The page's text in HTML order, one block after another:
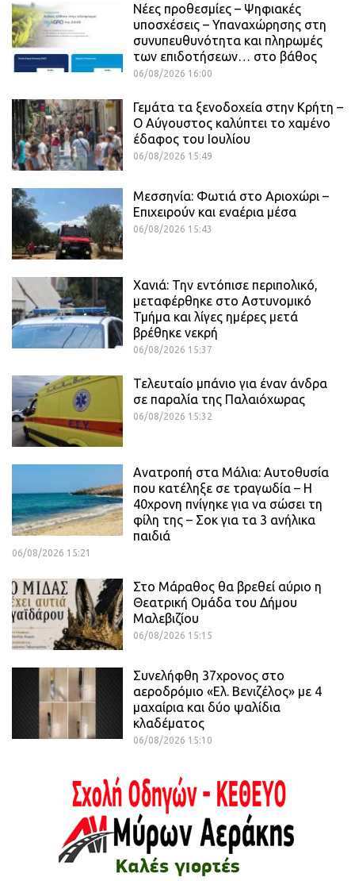
Νέες προθεσμίες – Ψηφιακές
υποσχέσεις – Υπαναχώρησης στη
συνυπευθυνότητα και πληρωμές
των επιδοτήσεων… στο βάθος
06/08/2026 16:00
Γεμάτα τα ξενοδοχεία στην Κρήτη –
Ο Αύγουστος καλύπτει το χαμένο
έδαφος του Ιουλίου
06/08/2026 15:49
Μεσσηνία: Φωτιά στο Αριοχώρι –
Επιχειρούν και εναέρια μέσα
06/08/2026 15:43
Χανιά: Την εντόπισε περιπολικό,
μεταφέρθηκε στο Αστυνομικό
Τμήμα και λίγες ημέρες μετά
βρέθηκε νεκρή
06/08/2026 15:37
Τελευταίο μπάνιο για έναν άνδρα
σε παραλία της Παλαιόχωρας
06/08/2026 15:32
Ανατροπή στα Μάλια: Αυτοθυσία
που κατέληξε σε τραγωδία – Η
40χρονη πνίγηκε για να σώσει τη
φίλη της – Σοκ για τα 3 ανήλικα
παιδιά
06/08/2026 15:21
Στο Μάραθος θα βρεθεί αύριο η
Θεατρική Ομάδα του Δήμου
Μαλεβιζίου
06/08/2026 15:15
Συνελήφθη 37χρονος στο
αεροδρόμιο «Ελ. Βενιζέλος» με 4
μαχαίρια και δύο ψαλίδια
κλαδέματος
06/08/2026 15:10